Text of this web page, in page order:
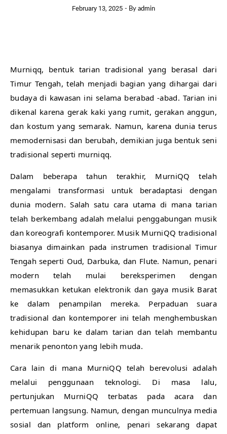
February 13, 2025 - By admin
Murniqq, bentuk tarian tradisional yang berasal dari
Timur Tengah, telah menjadi bagian yang dihargai dari
budaya di kawasan ini selama berabad -abad. Tarian ini
dikenal karena gerak kaki yang rumit, gerakan anggun,
dan kostum yang semarak. Namun, karena dunia terus
memodernisasi dan berubah, demikian juga bentuk seni
tradisional seperti murniqq.
Dalam beberapa tahun terakhir, MurniQQ telah
mengalami transformasi untuk beradaptasi dengan
dunia modern. Salah satu cara utama di mana tarian
telah berkembang adalah melalui penggabungan musik
dan koreografi kontemporer. Musik MurniQQ tradisional
biasanya dimainkan pada instrumen tradisional Timur
Tengah seperti Oud, Darbuka, dan Flute. Namun, penari
modern telah mulai bereksperimen dengan
memasukkan ketukan elektronik dan gaya musik Barat
ke dalam penampilan mereka. Perpaduan suara
tradisional dan kontemporer ini telah menghembuskan
kehidupan baru ke dalam tarian dan telah membantu
menarik penonton yang lebih muda.
Cara lain di mana MurniQQ telah berevolusi adalah
melalui penggunaan teknologi. Di masa lalu,
pertunjukan MurniQQ terbatas pada acara dan
pertemuan langsung. Namun, dengan munculnya media
sosial dan platform online, penari sekarang dapat